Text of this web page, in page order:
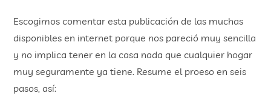
Escogimos comentar esta publicación de las muchas
disponibles en internet porque nos pareció muy sencilla
y no implica tener en la casa nada que cualquier hogar
muy seguramente ya tiene. Resume el proeso en seis
pasos, así: